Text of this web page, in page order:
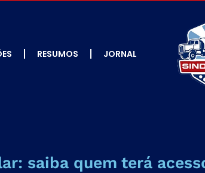
RESUMOS JORNAL
saiba quem terá